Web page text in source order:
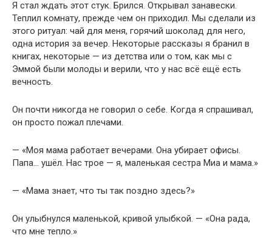
Я стал ждать этот стук. Брился. Открывал занавески.
Теплил комнату, прежде чем он приходил. Мы сделали из
этого ритуал: чай для меня, горячий шоколад для него,
одна история за вечер. Некоторые рассказы я бранил в
книгах, некоторые — из детства или о том, как мы с
Эммой были молоды и верили, что у нас всё ещё есть
вечность.
Он почти никогда не говорил о себе. Когда я спрашивал,
он просто пожал плечами.
— «Моя мама работает вечерами. Она убирает офисы.
Папа… ушёл. Нас трое — я, маленькая сестра Миа и мама.»
— «Мама знает, что ты так поздно здесь?»
Он улыбнулся маленькой, кривой улыбкой. — «Она рада,
что мне тепло.»